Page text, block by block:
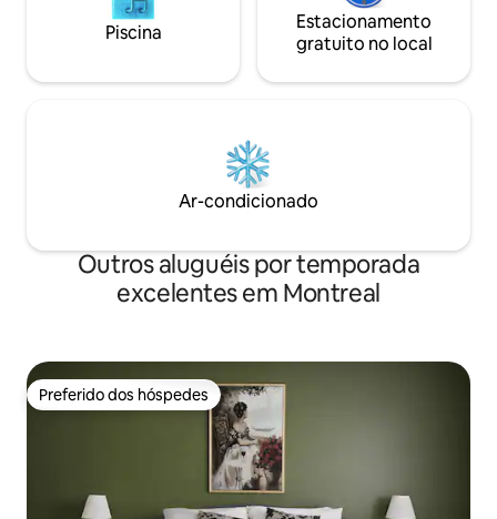
Piscina
Estacionamento
gratuito no local
Ar-condicionado
Outros aluguéis por temporada
excelentes em Montreal
Preferido dos hóspedes
Preferido dos hóspedes